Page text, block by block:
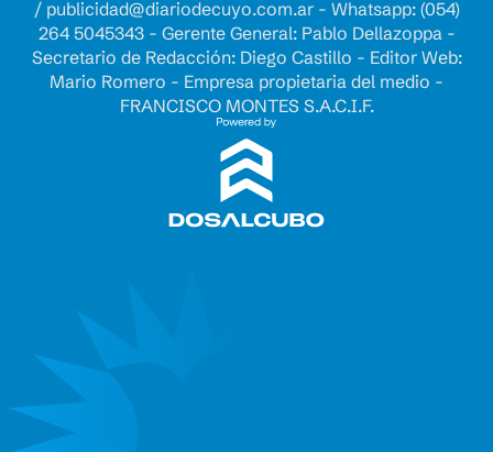
/ publicidad@diariodecuyo.com.ar- Whatsapp: (054)
264 5045343 - Gerente General: Pablo Dellazoppa -
Secretario de Redacción: Diego Castillo - Editor Web:
Mario Romero - Empresa propietaria del medio -
FRANCISCO MONTES S.A.C.I.F.